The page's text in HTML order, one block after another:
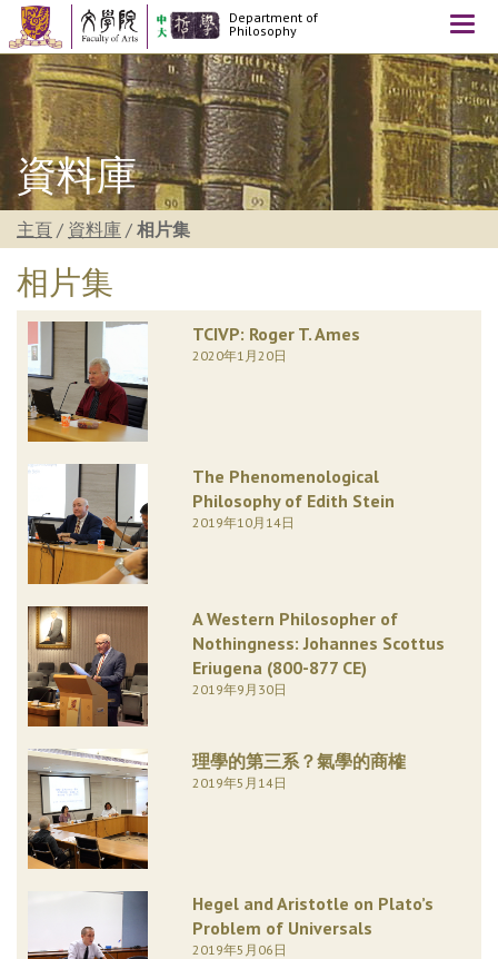
Department of
Philosophy
資料庫
主頁 / 資料庫 / 相片集
相片集
TCIVP: Roger T. Ames
2020年1月20日
The Phenomenological
Philosophy of Edith Stein
2019年10月14日
A Western Philosopher of
Nothingness: Johannes Scottus
Eriugena (800-877 CE)
2019年9月30日
理學的第三系？氣學的商榷
2019年5月14日
Hegel and Aristotle on Plato’s
Problem of Universals
2019年5月06日